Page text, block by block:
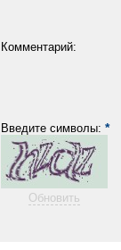
Комментарий:
Введите символы: *
Обновить